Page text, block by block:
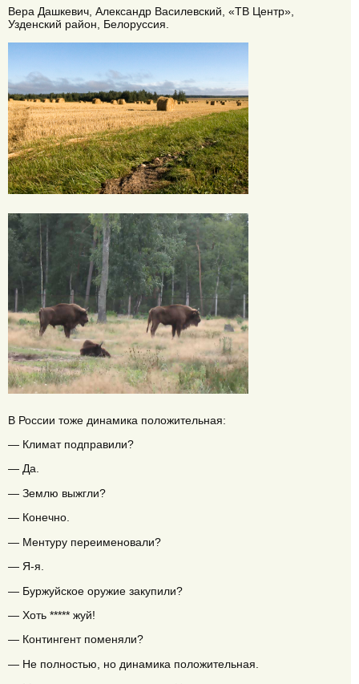
Вера Дашкевич, Александр Василевский, «ТВ Центр»,
Узденский район, Белоруссия.
В России тоже динамика положительная:
— Климат подправили?
— Да.
— Землю выжгли?
— Конечно.
— Ментуру переименовали?
— Я-я.
— Буржуйское оружие закупили?
— Хоть ***** жуй!
— Контингент поменяли?
— Не полностью, но динамика положительная.